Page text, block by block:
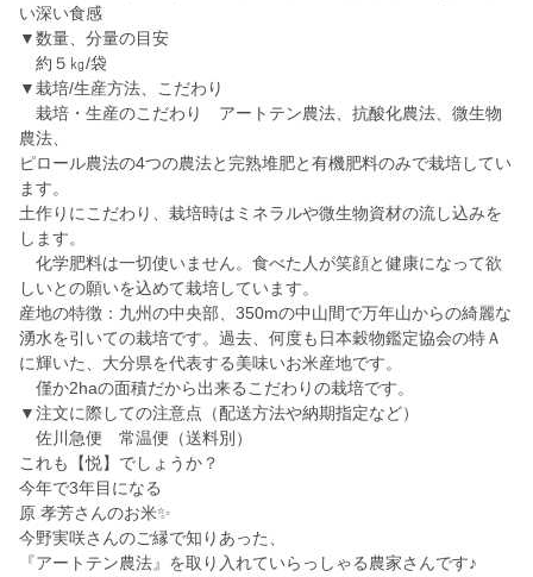
い深い食感
▼数量、分量の目安
約５㎏/袋
▼栽培/生産方法、こだわり
栽培・生産のこだわり アートテン農法、抗酸化農法、微生物
農法、
ピロール農法の4つの農法と完熟堆肥と有機肥料のみで栽培してい
ます。
土作りにこだわり、栽培時はミネラルや微生物資材の流し込みを
します。
化学肥料は一切使いません。食べた人が笑顔と健康になって欲
しいとの願いを込めて栽培しています。
産地の特徴：九州の中央部、350mの中山間で万年山からの綺麗な
湧水を引いての栽培です。過去、何度も日本穀物鑑定協会の特Ａ
に輝いた、大分県を代表する美味いお米産地です。
僅か2haの面積だから出来るこだわりの栽培です。
▼注文に際しての注意点（配送方法や納期指定など）
佐川急便 常温便（送料別）
これも【悦】でしょうか？
今年で3年目になる
原 孝芳さんのお米✨
今野実咲さんのご縁で知りあった、
『アートテン農法』を取り入れていらっしゃる農家さんです♪